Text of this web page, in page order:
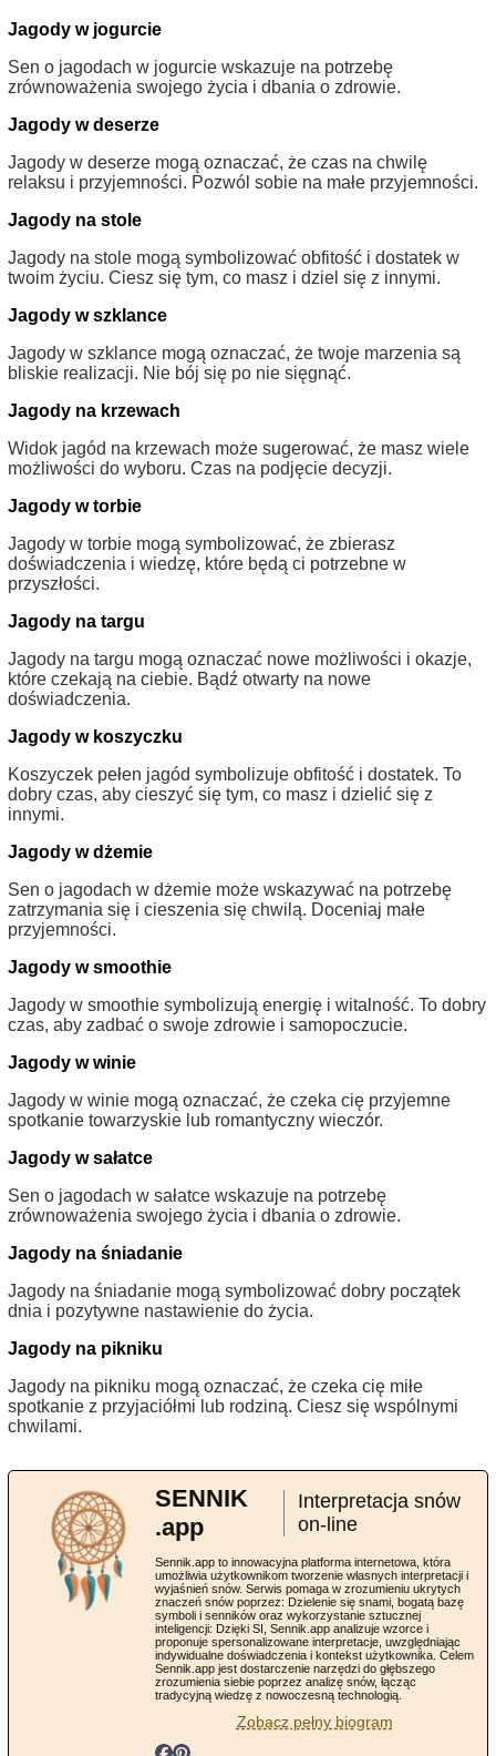
Jagody w jogurcie
Sen o jagodach w jogurcie wskazuje na potrzebę
zrównoważenia swojego życia i dbania o zdrowie.
Jagody w deserze
Jagody w deserze mogą oznaczać, że czas na chwilę
relaksu i przyjemności. Pozwól sobie na małe przyjemności.
Jagody na stole
Jagody na stole mogą symbolizować obfitość i dostatek w
twoim życiu. Ciesz się tym, co masz i dziel się z innymi.
Jagody w szklance
Jagody w szklance mogą oznaczać, że twoje marzenia są
bliskie realizacji. Nie bój się po nie sięgnąć.
Jagody na krzewach
Widok jagód na krzewach może sugerować, że masz wiele
możliwości do wyboru. Czas na podjęcie decyzji.
Jagody w torbie
Jagody w torbie mogą symbolizować, że zbierasz
doświadczenia i wiedzę, które będą ci potrzebne w
przyszłości.
Jagody na targu
Jagody na targu mogą oznaczać nowe możliwości i okazje,
które czekają na ciebie. Bądź otwarty na nowe
doświadczenia.
Jagody w koszyczku
Koszyczek pełen jagód symbolizuje obfitość i dostatek. To
dobry czas, aby cieszyć się tym, co masz i dzielić się z
innymi.
Jagody w dżemie
Sen o jagodach w dżemie może wskazywać na potrzebę
zatrzymania się i cieszenia się chwilą. Doceniaj małe
przyjemności.
Jagody w smoothie
Jagody w smoothie symbolizują energię i witalność. To dobry
czas, aby zadbać o swoje zdrowie i samopoczucie.
Jagody w winie
Jagody w winie mogą oznaczać, że czeka cię przyjemne
spotkanie towarzyskie lub romantyczny wieczór.
Jagody w sałatce
Sen o jagodach w sałatce wskazuje na potrzebę
zrównoważenia swojego życia i dbania o zdrowie.
Jagody na śniadanie
Jagody na śniadanie mogą symbolizować dobry początek
dnia i pozytywne nastawienie do życia.
Jagody na pikniku
Jagody na pikniku mogą oznaczać, że czeka cię miłe
spotkanie z przyjaciółmi lub rodziną. Ciesz się wspólnymi
chwilami.
SENNIK
.app
Interpretacja snów
on-line
Sennik.app to innowacyjna platforma internetowa, która
umożliwia użytkownikom tworzenie własnych interpretacji i
wyjaśnień snów. Serwis pomaga w zrozumieniu ukrytych
znaczeń snów poprzez: Dzielenie się snami, bogatą bazę
symboli i senników oraz wykorzystanie sztucznej
inteligencji: Dzięki SI, Sennik.app analizuje wzorce i
proponuje spersonalizowane interpretacje, uwzględniając
indywidualne doświadczenia i kontekst użytkownika. Celem
Sennik.app jest dostarczenie narzędzi do głębszego
zrozumienia siebie poprzez analizę snów, łącząc
tradycyjną wiedzę z nowoczesną technologią.
Zobacz pełny biogram